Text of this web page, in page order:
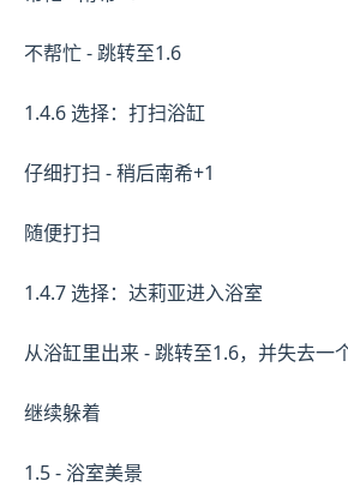
不帮忙 - 跳转至1.6
1.4.6 选择：打扫浴缸
仔细打扫 - 稍后南希+1
随便打扫
1.4.7 选择：达莉亚进入浴室
从浴缸里出来 - 跳转至1.6，并失去一
继续躲着
1.5 - 浴室美景